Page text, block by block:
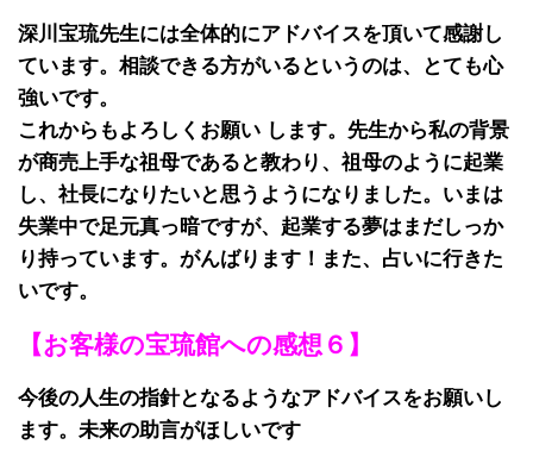
深川宝琉先⽣には全体的にアドバイスを頂いて感謝し
ています。相談できる方がいるというのは、とても心
強いです。
これからもよろしくお願い します。 先生から私の背景
が商売上手な祖母であると教わり、祖母のように起業
し、社長になりたいと思うようになりました。 いまは
失業中で足元真っ暗ですが、起業する夢はまだしっか
り持っています。がんばります！また、占いに行きた
いです。
【お客様の宝琉館への感想６】
今後の人生の指針となるようなアドバイスをお願いし
ます。未来の助言がほしいです